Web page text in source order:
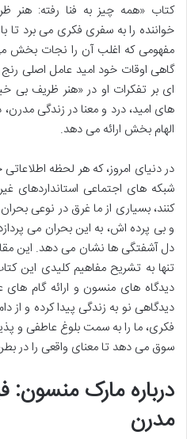
کتاب «همه چیز به فنا رفته: هنر
خواننده را به سفری فکری می برد تا با
مفهومی که اغلب آن را نجات بخش
گاهی اوقات خود امید عامل اصلی
ای بر تفکرات او در «هنر ظریف بی
های امید، درد و معنا در زندگی
الهام بخش ارائه می دهد.
در دنیای امروز، که هر لحظه
شبکه های اجتماعی استانداردهای
کنند، بسیاری از ما غرق در نوعی
و بی پرده اش، به این بحران می
دل آشفتگی ها نشان می دهد. این
تنها به تشریح مفاهیم کلیدی این
دیدگاه های منسون و ارائه گام
دیدگاهی نو به زندگی پیدا کرده و از
فکری، ما را به سمت بلوغ عاطفی و
سوق می دهد تا معنای واقعی را در
درباره مارک
مدرن